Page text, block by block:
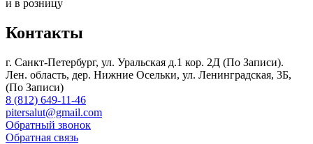
и в розницу
Контакты
г. Санкт-Петербург, ул. Уральская д.1 кор. 2Д (По Записи).
Лен. область, дер. Нижние Осельки, ул. Ленинградская, 3Б,
(По Записи)
8 (812) 649-11-46
pitersalut@gmail.com
Обратный звонок
Обратная связь